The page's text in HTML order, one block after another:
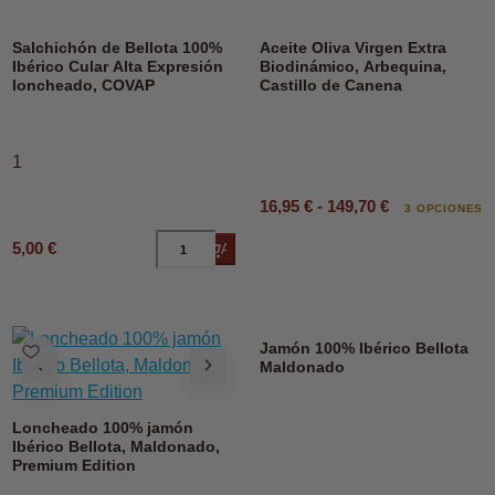
Salchichón de Bellota 100%
Ibérico Cular Alta Expresión
loncheado, COVAP
1
5,00 € Añadir al carrito
DESCUENTO
Aceite Oliva Virgen Extra
Biodinámico, Arbequina,
Castillo de Canena
16,95 € - 149,70 € 3 OPCIONES
Loncheado 100% jamón
Ibérico Bellota, Maldonado,
Premium Edition
Jamón 100% Ibérico Bellota
Maldonado